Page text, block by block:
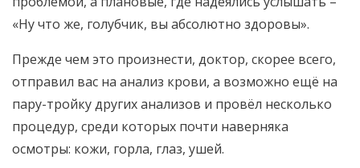
«Ну что же, голубчик, вы абсолютно здоровы».
Прежде чем это произнести, доктор, скорее всего,
отправил вас на анализ крови, а возможно ещё на
пару-тройку других анализов и провёл несколько
процедур, среди которых почти наверняка
осмотры: кожи, горла, глаз, ушей.